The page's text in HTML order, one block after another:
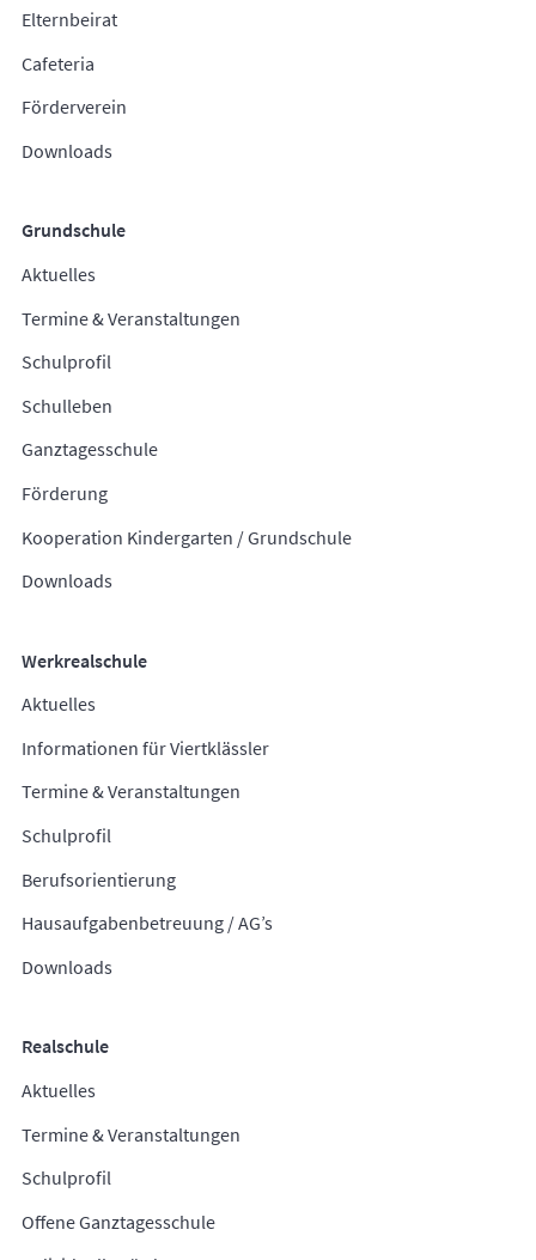
Elternbeirat
Cafeteria
Förderverein
Downloads
Grundschule
Aktuelles
Termine & Veranstaltungen
Schulprofil
Schulleben
Ganztagesschule
Förderung
Kooperation Kindergarten / Grundschule
Downloads
Werkrealschule
Aktuelles
Informationen für Viertklässler
Termine & Veranstaltungen
Schulprofil
Berufsorientierung
Hausaufgabenbetreuung / AG’s
Downloads
Realschule
Aktuelles
Termine & Veranstaltungen
Schulprofil
Offene Ganztagesschule